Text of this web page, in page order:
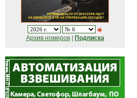
Архив номеров| Подписка